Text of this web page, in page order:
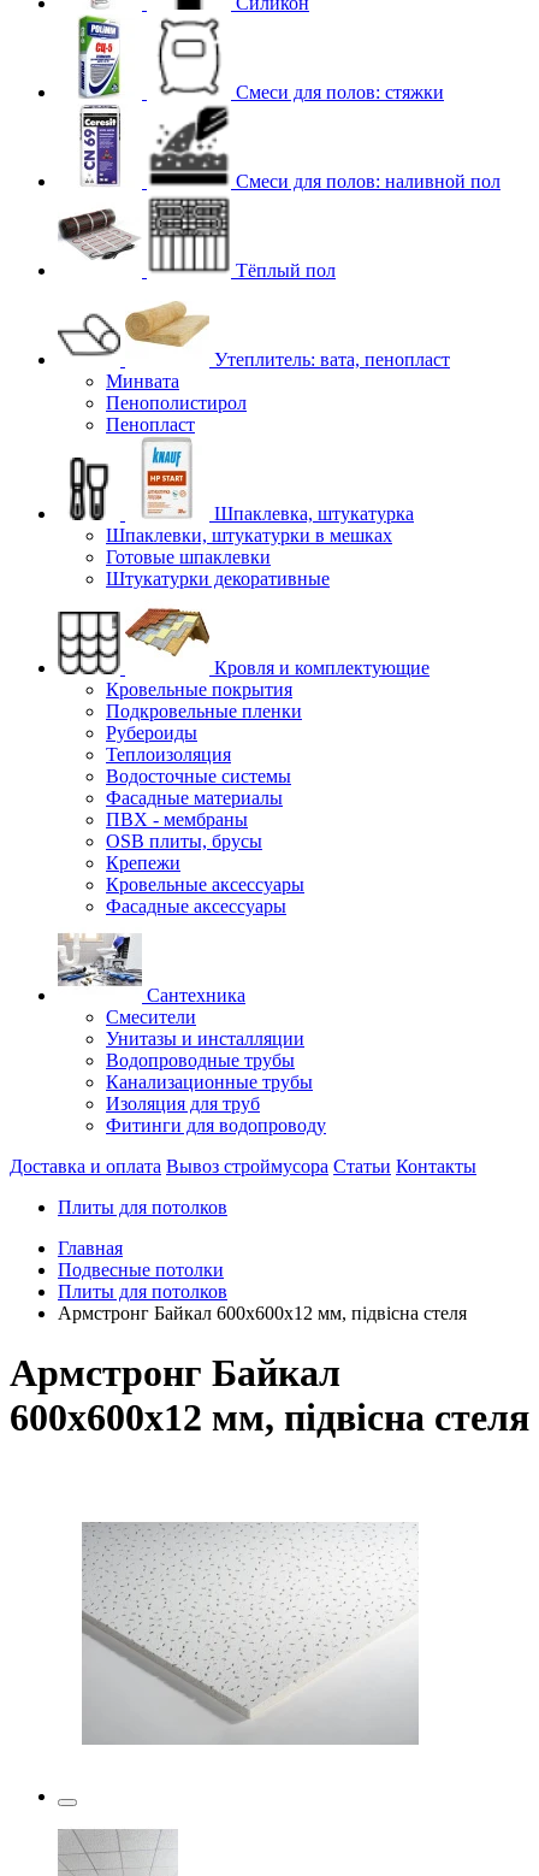
Смеси для полов: стяжки
Смеси для полов: наливной пол
Тёплый пол
Утеплитель: вата, пенопласт
Минвата
Пенополистирол
Пенопласт
Шпаклевка, штукатурка
Шпаклевки, штукатурки в мешках
Готовые шпаклевки
Штукатурки декоративные
Кровля и комплектующие
Кровельные покрытия
Подкровельные пленки
Рубероиды
Теплоизоляция
Водосточные системы
Фасадные материалы
ПВХ - мембраны
OSB плиты, брусы
Крепежи
Кровельные аксессуары
Фасадные аксессуары
Сантехника
Смесители
Унитазы и инсталляции
Водопроводные трубы
Канализационные трубы
Изоляция для труб
Фитинги для водопроводу
Доставка и оплата Вывоз строймусора Статьи Контакты
Плиты для потолков
Главная
Подвесные потолки
Плиты для потолков
Армстронг Байкал 600х600х12 мм, підвісна стеля
Армстронг Байкал
600х600х12 мм, підвісна стеля